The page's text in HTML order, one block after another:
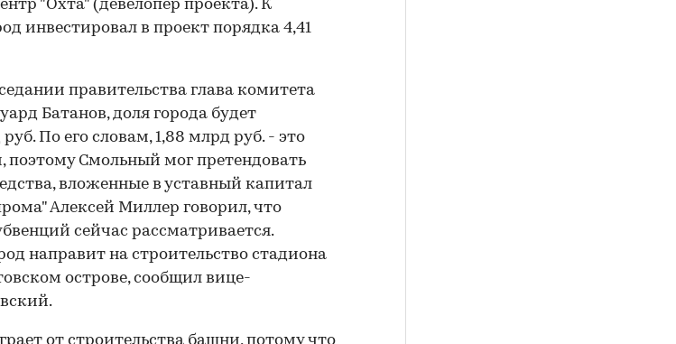
"Охта" (девелопер проекта). К
инвестировал в проект порядка 4,41
правительства глава комитета
Батанов, доля города будет
По его словам, 1,88 млрд руб. - это
поэтому Смольный мог претендовать
вложенные в уставный капитал
Алексей Миллер говорил, что
сейчас рассматривается.
направит на строительство стадиона
острове, сообщил вице-